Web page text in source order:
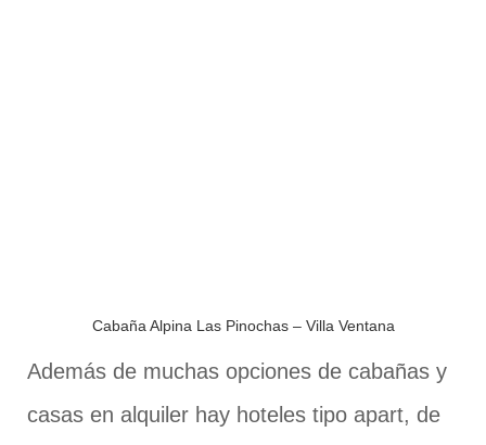
Cabaña Alpina Las Pinochas – Villa Ventana
Además de muchas opciones de cabañas y
casas en alquiler hay hoteles tipo apart, de